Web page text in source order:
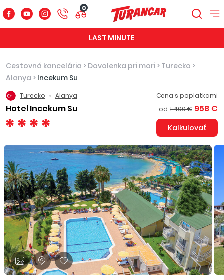
0
LAST MINUTE
Cestovná kancelária > Dovolenka pri mori > Turecko >
Alanya > Incekum Su
Turecko Alanya
Hotel Incekum Su
Cena s poplatkami
od 1 400 € 958 €
Kalkulovať